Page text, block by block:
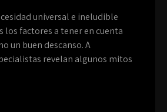
universal e ineludible
los factores a tener en cuenta
un buen descanso. A
revelan algunos mitos